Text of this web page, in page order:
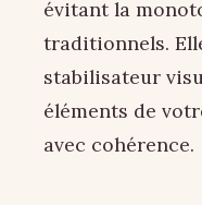
évitant la
traditionnels.
stabilisateur
éléments de
avec cohérence.